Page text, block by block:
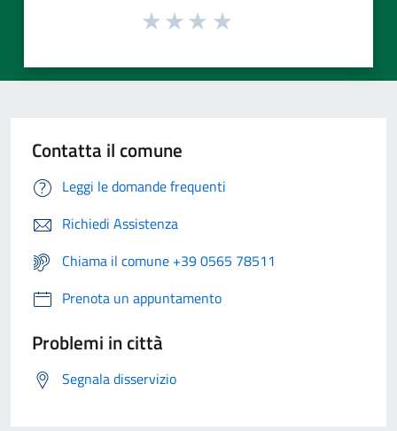
Contatta il comune
Leggi le domande frequenti
Richiedi Assistenza
Chiama il comune +39 0565 78511
Prenota un appuntamento
Problemi in città
Segnala disservizio